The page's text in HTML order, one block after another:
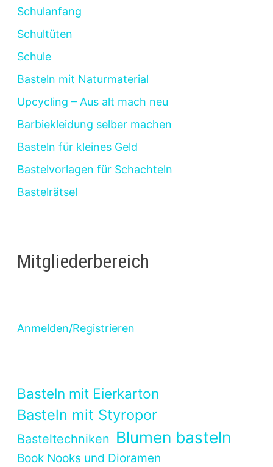
Schulanfang
Schultüten
Schule
Basteln mit Naturmaterial
Upcycling – Aus alt mach neu
Barbiekleidung selber machen
Basteln für kleines Geld
Bastelvorlagen für Schachteln
Bastelrätsel
Mitgliederbereich
Anmelden/Registrieren
Basteln mit Eierkarton
Basteln mit Styropor
Basteltechniken Blumen basteln
Book Nooks und Dioramen